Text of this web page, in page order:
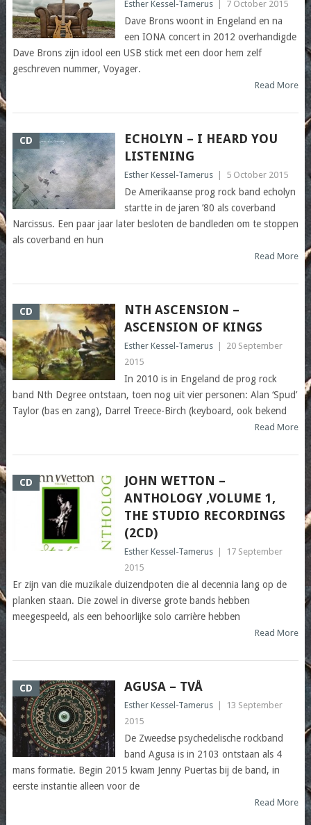
Esther Kessel-Tamerus 7 October 2015
Dave Brons woont in Engeland en na
een IONA concert in 2012 overhandigde
Dave Brons zijn idool een USB stick met een door hem zelf
geschreven nummer, Voyager.
Read More
CD
ECHOLYN – I HEARD YOU
LISTENING
Esther Kessel-Tamerus 5 October 2015
De Amerikaanse prog rock band echolyn
startte in de jaren ’80 als coverband
Narcissus. Een paar jaar later besloten de bandleden om te stoppen
als coverband en hun
Read More
CD
NTH ASCENSION –
ASCENSION OF KINGS
Esther Kessel-Tamerus
20 September
2015
In 2010 is in Engeland de prog rock
band Nth Degree ontstaan, toen nog uit vier personen: Alan ‘Spud’
Taylor (bas en zang), Darrel Treece-Birch (keyboard, ook bekend
Read More
CD
JOHN WETTON –
ANTHOLOGY ,VOLUME 1,
THE STUDIO RECORDINGS
(2CD)
Esther Kessel-Tamerus
17 September
2015
Er zijn van die muzikale duizendpoten die al decennia lang op de
planken staan. Die zowel in diverse grote bands hebben
meegespeeld, als een behoorlijke solo carrière hebben
Read More
CD AGUSA – TVÅ
Esther Kessel-Tamerus
13 September
2015
De Zweedse psychedelische rockband
band Agusa is in 2103 ontstaan als 4
mans formatie. Begin 2015 kwam Jenny Puertas bij de band, in
eerste instantie alleen voor de
Read More